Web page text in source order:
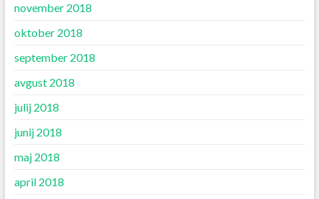
november 2018
oktober 2018
september 2018
avgust 2018
julij 2018
junij 2018
maj 2018
april 2018